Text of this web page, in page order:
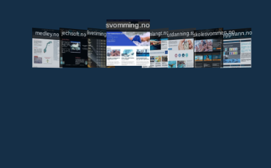
medley.no jechsoft.nolivetiming.medley.no
svomming.no
svomlangt.noutdanning.svomming.no
skolesvommen.notryggivann.no